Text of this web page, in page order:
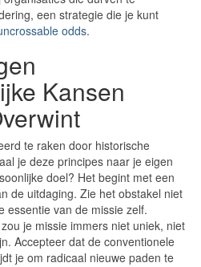
een strategie die je kunt
odds.
Kansen
te raken door historische
je deze principes naar je eigen
doel? Het begint met een
de uitdaging. Zie het obstakel niet
essentie van de missie zelf.
je missie immers niet uniek, niet
Accepteer dat de conventionele
je om radicaal nieuwe paden te